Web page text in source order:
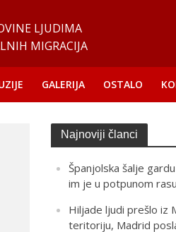
LJUDIMA
MIGRACIJA
GALERIJA OSTALO
Najnoviji članci
Španjolska šalje
im je u potpunom
Hiljade ljudi prešlo iz
teritoriju, Madrid